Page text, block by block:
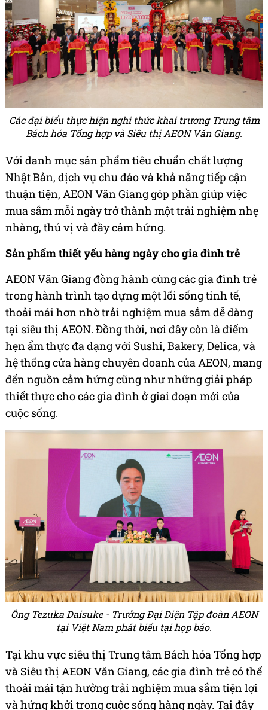
Các đại biểu thực hiện nghi thức khai trương Trung tâm
Bách hóa Tổng hợp và Siêu thị AEON Văn Giang.
Với danh mục sản phẩm tiêu chuẩn chất lượng
Nhật Bản, dịch vụ chu đáo và khả năng tiếp cận
thuận tiện, AEON Văn Giang góp phần giúp việc
mua sắm mỗi ngày trở thành một trải nghiệm nhẹ
nhàng, thú vị và đầy cảm hứng.
Sản phẩm thiết yếu hàng ngày cho gia đình trẻ
AEON Văn Giang đồng hành cùng các gia đình trẻ
trong hành trình tạo dựng một lối sống tinh tế,
thoải mái hơn nhờ trải nghiệm mua sắm dễ dàng
tại siêu thị AEON. Đồng thời, nơi đây còn là điểm
hẹn ẩm thực đa dạng với Sushi, Bakery, Delica, và
hệ thống cửa hàng chuyên doanh của AEON, mang
đến nguồn cảm hứng cũng như những giải pháp
thiết thực cho các gia đình ở giai đoạn mới của
cuộc sống.
Ông Tezuka Daisuke - Trưởng Đại Diện Tập đoàn AEON
tại Việt Nam phát biểu tại họp báo.
Tại khu vực siêu thị Trung tâm Bách hóa Tổng hợp
và Siêu thị AEON Văn Giang, các gia đình trẻ có thể
thoải mái tận hưởng trải nghiệm mua sắm tiện lợi
và hứng khởi trong cuộc sống hàng ngày. Tại đây